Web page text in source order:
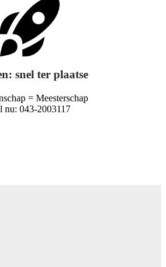
snel ter plaatse
= Meesterschap
nu: 043-2003117